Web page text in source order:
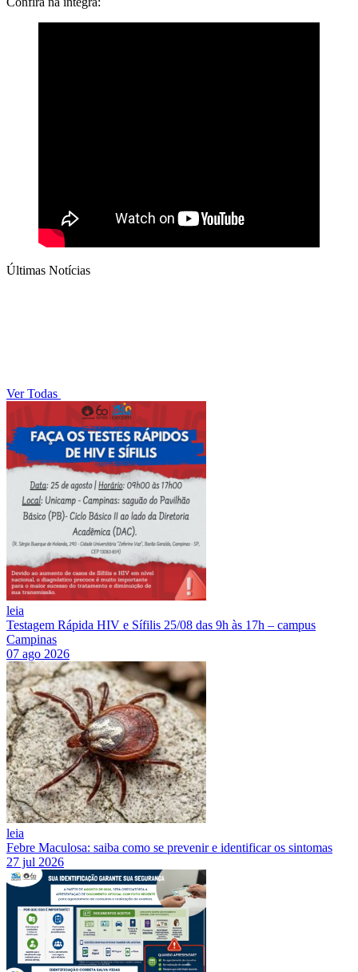
Últimas Notícias
Ver Todas
leia
Testagem Rápida HIV e Sífilis 25/08 das 9h às 17h – campus
Campinas
07 ago 2026
leia
Febre Maculosa: saiba como se prevenir e identificar os sintomas
27 jul 2026